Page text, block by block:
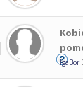
IgaBor